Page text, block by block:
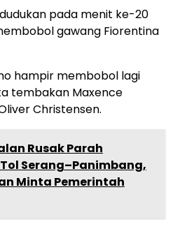
pada menit ke-20
gawang Fiorentina
hampir membobol lagi
tembakan Maxence
Christensen.
Rusak Parah
Serang–Panimbang,
Minta Pemerintah